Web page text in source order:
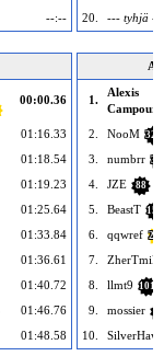
--:--
20.
--- tyhjä ---
00:00.36
01:16.33
01:18.54
01:19.23
01:25.64
01:33.84
01:36.61
01:40.72
01:46.76
01:48.58
1.
Alexis
2.
NooM 326
3. numbrr
4. JZE 88
5. BeastT 158
6. qqwref 266
7.
ZherTmiR
8.
llmt9 101
9. mossier
10.